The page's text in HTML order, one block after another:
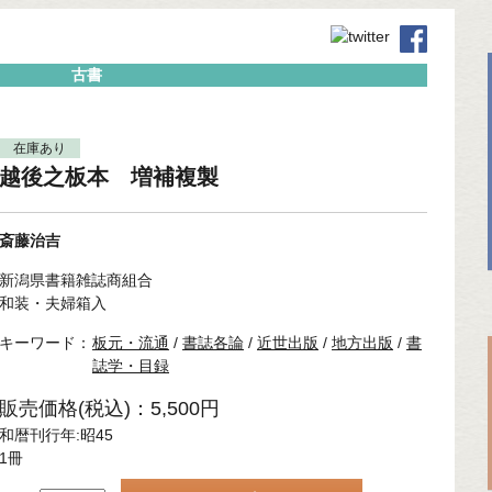
古書
在庫あり
越後之板本 増補複製
斎藤治吉
新潟県書籍雑誌商組合
和装・夫婦箱入
キーワード： 板元・流通 / 書誌各論 / 近世出版 / 地方出版 / 書
誌学・目録
販売価格(税込)：5,500円
和暦刊行年:昭45
1冊